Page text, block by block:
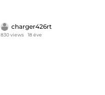
charger426rt
830 views 18 éve